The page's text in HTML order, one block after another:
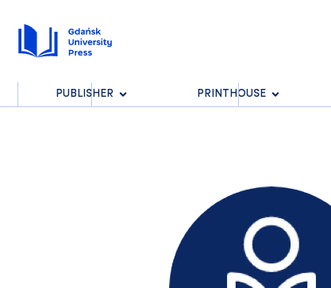
PUBLISHER PRINTHOUSE